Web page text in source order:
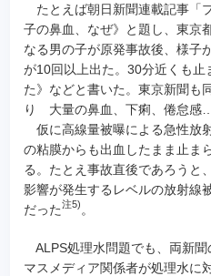
たとえば朝日新聞連載記事「
子の鼻血、なぜ》と題し、東京
なる男の子が原発事故後、様子
が10回以上出た。30分近くも止
た》などと書いた。東京新聞も
り 大量の鼻血、下痢、倦怠感
仮に高線量被曝による急性放
の粘膜からも出血したまま止ま
る。たとえ事故直後であろうと
影響が発生するレベルの放射線
だった注5) 。
ALPS処理水問題でも、両新
マスメディア関係者が処理水に